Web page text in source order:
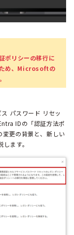
ポリシーの移行に
ため、Microsoftの
パスワード リセッ
IDの「認証方法ポ
変更の背景と、新しい
ます。